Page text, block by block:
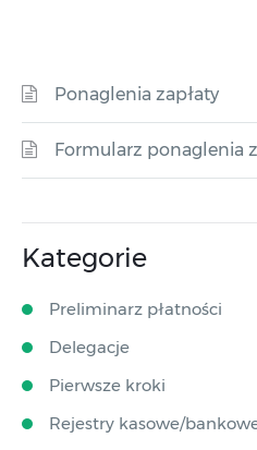
Ponaglenia zapłaty
Formularz ponaglenia
Kategorie
Preliminarz płatności
Delegacje
Pierwsze kroki
Rejestry kasowe/